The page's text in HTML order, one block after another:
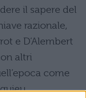
il sapere del
razionale,
e D’Alembert
altri
come